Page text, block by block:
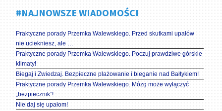
#NAJNOWSZE WIADOMOŚCI
Praktyczne porady Przemka Walewskiego. Przed skutkami upałów
nie uciekniesz, ale …
Praktyczne porady Przemka Walewskiego. Poczuj prawdziwe górskie
klimaty!
Biegaj i Zwiedzaj. Bezpieczne plażowanie i bieganie nad Bałtykiem!
Praktyczne porady Przemka Walewskiego. Mózg może wyłączyć
„bezpiecznik”!
Nie daj się upałom!